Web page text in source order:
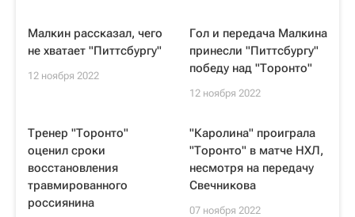
Малкин рассказал, чего
не хватает "Питтсбургу"
12 ноября 2022
Гол и передача Малкина
принесли "Питтсбургу"
победу над "Торонто"
12 ноября 2022
Тренер "Торонто"
оценил сроки
восстановления
травмированного
россиянина
"Каролина" проиграла
"Торонто" в матче НХЛ,
несмотря на передачу
Свечникова
07 ноября 2022